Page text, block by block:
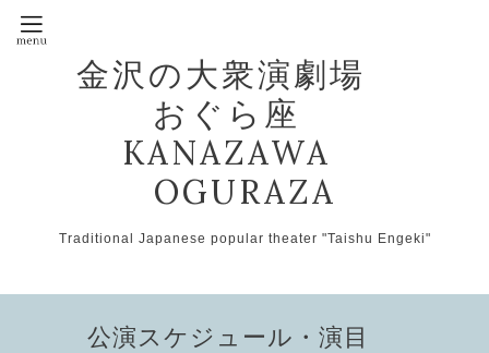
金沢の大衆演劇場
おぐら座
KANAZAWA
OGURAZA
Traditional Japanese popular theater "Taishu Engeki"
公演スケジュール・演目